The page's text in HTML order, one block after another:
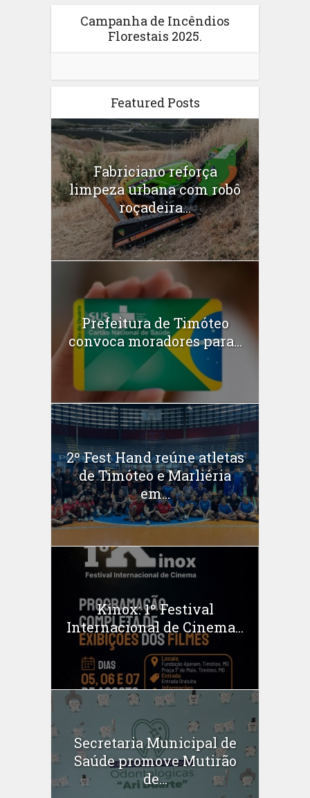
Campanha de Incêndios
Florestais 2025.
Featured Posts
Fabriciano reforça
limpeza urbana com robô
roçadeira...
Prefeitura de Timóteo
convoca moradores para...
2º Fest Hand reúne atletas
de Timóteo e Marliéria
em...
Kinox: 1º Festival
Internacional de Cinema...
Secretaria Municipal de
Saúde promove Mutirão
de...